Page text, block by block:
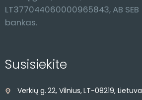
LT377044060000965843, AB SEB
bankas.
Susisiekite
Verkių g. 22, Vilnius, LT-08219, Lietuva